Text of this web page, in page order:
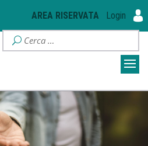
AREA RISERVATA Login